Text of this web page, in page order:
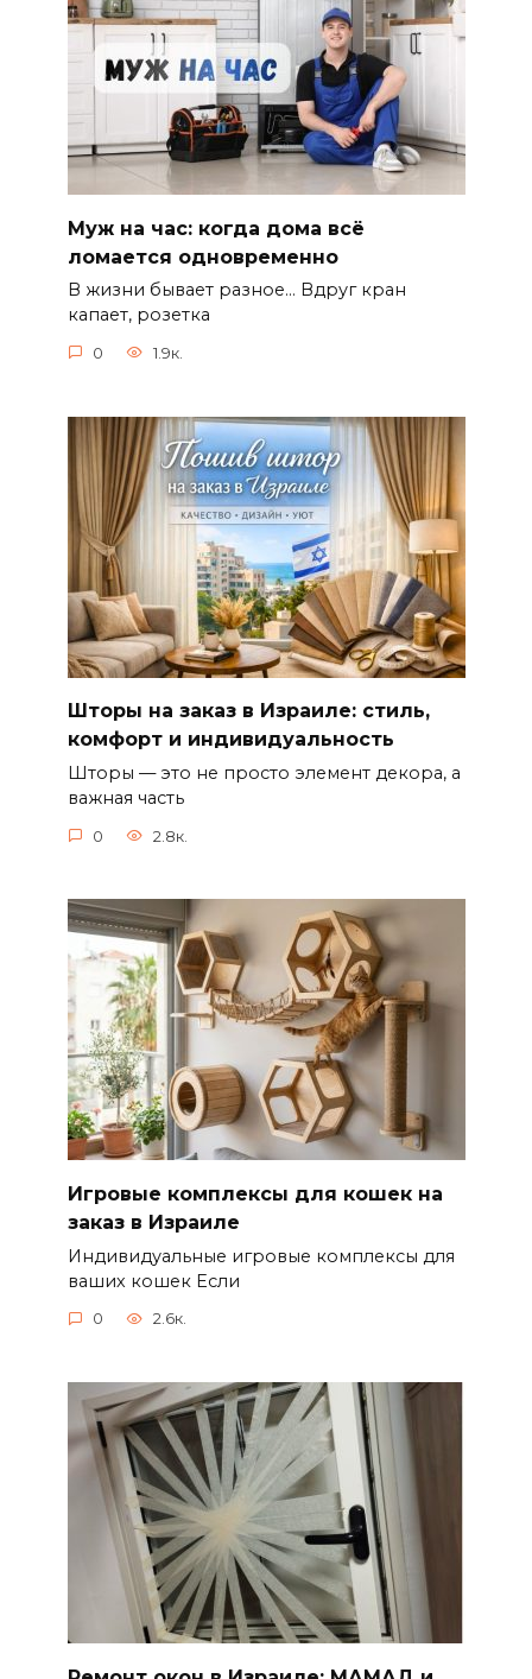
Муж на час: когда дома всё
ломается одновременно
В жизни бывает разное… Вдруг кран
капает, розетка
0 1.9к.
Шторы на заказ в Израиле: стиль,
комфорт и индивидуальность
Шторы — это не просто элемент декора, а
важная часть
0 2.8к.
Игровые комплексы для кошек на
заказ в Израиле
Индивидуальные игровые комплексы для
ваших кошек Если
0 2.6к.